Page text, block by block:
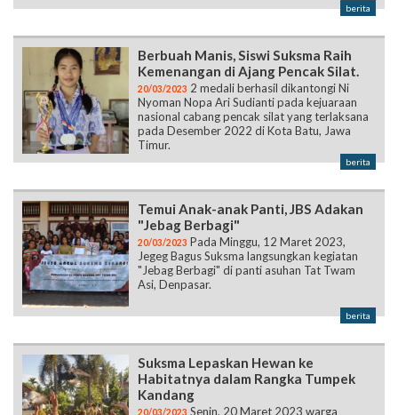
berita
Berbuah Manis, Siswi Suksma Raih
Kemenangan di Ajang Pencak Silat.
20/03/2023 2 medali berhasil dikantongi Ni
Nyoman Nopa Ari Sudianti pada kejuaraan
nasional cabang pencak silat yang terlaksana
pada Desember 2022 di Kota Batu, Jawa
Timur.
berita
Temui Anak-anak Panti, JBS Adakan
"Jebag Berbagi"
20/03/2023 Pada Minggu, 12 Maret 2023,
Jegeg Bagus Suksma langsungkan kegiatan
"Jebag Berbagi" di panti asuhan Tat Twam
Asi, Denpasar.
berita
Suksma Lepaskan Hewan ke
Habitatnya dalam Rangka Tumpek
Kandang
20/03/2023 Senin, 20 Maret 2023 warga